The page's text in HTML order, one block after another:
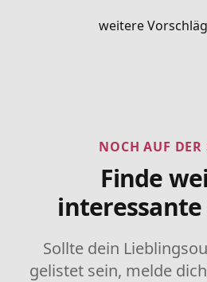
weitere
NOCH AUF DER
Finde
Sollte dein
gelistet sein, melde